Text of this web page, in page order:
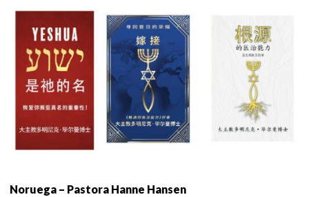
Noruega – Pastora Hanne Hansen